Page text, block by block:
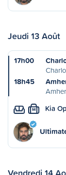
Jeudi 13 Août
17h00
18h45
M Kia